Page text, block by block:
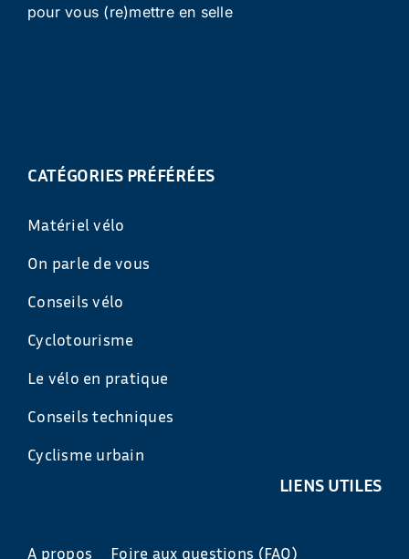
pour vous (re)mettre en selle
CATÉGORIES PRÉFÉRÉES
Matériel vélo
On parle de vous
Conseils vélo
Cyclotourisme
Le vélo en pratique
Conseils techniques
Cyclisme urbain
LIENS UTILES
A propos
Foire aux questions (FAQ)